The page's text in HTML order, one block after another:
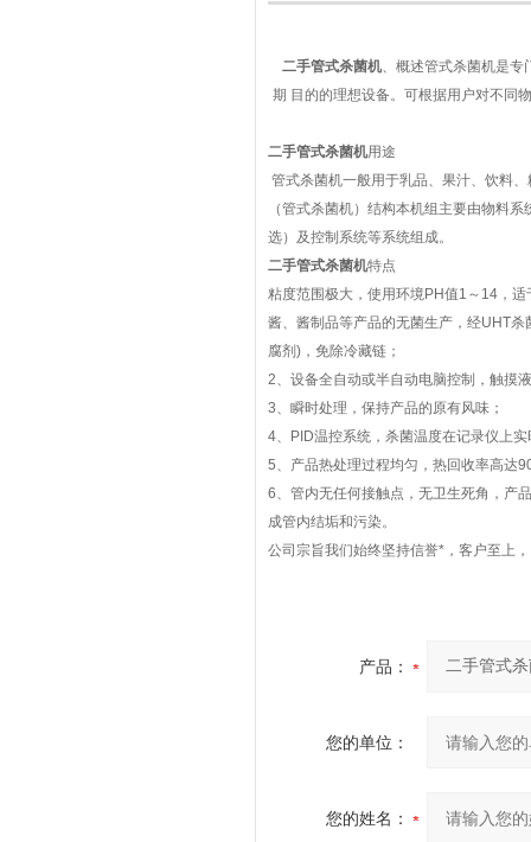
二手管式杀菌机、概述管式杀菌机是专
期 目的的理想设备。可根据用户对不同
二手管式杀菌机用途
管式杀菌机一般用于乳品、果汁、饮料
（管式杀菌机）结构本机组主要由物料
选）及控制系统等系统组成。
二手管式杀菌机特点
粘度范围极大，使用环境PH值1～14，
酱、酱制品等产品的无菌生产，经UHT
腐剂)，免除冷藏链；
2、设备全自动或半自动电脑控制，触摸
3、瞬时处理，保持产品的原有风味；
4、PID温控系统，杀菌温度在记录仪上
5、产品热处理过程均匀，热回收率高达
6、管内无任何接触点，无卫生死角，产
成管内结垢和污染。
公司宗旨我们始终坚持信誉*，客户至上
产品：
您的单位：
您的姓名：